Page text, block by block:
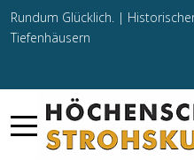
Rundum Glücklich. |
Tiefenhäusern